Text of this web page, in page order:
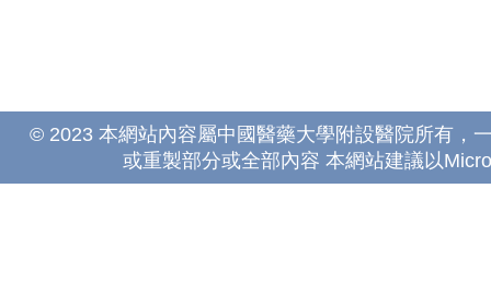
© 2023 本網站內容屬中國醫藥大學附設醫院所有，
或重製部分或全部內容 本網站建議以